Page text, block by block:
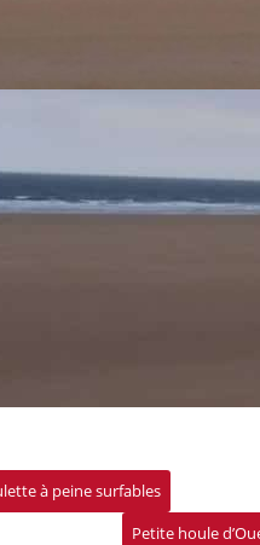
à peine surfables
Petite houle